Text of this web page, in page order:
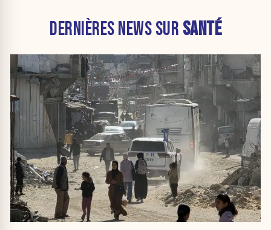
DERNIÈRES NEWS SUR SANTÉ